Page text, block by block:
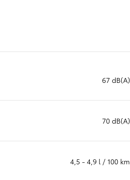
67 dB(A)
70 dB(A)
4,5 - 4,9 l / 100 km